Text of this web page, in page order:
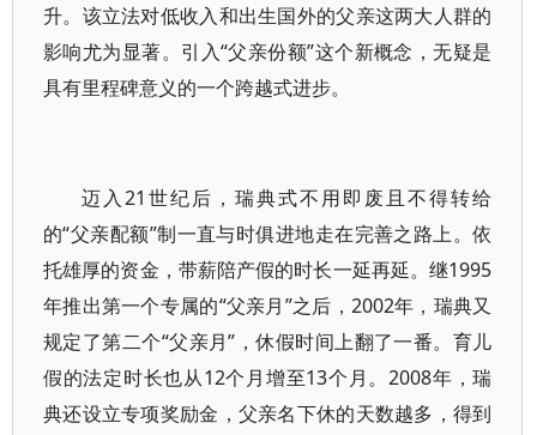
升。该立法对低收入和出生国外的父亲这两大人群的
影响尤为显著。引入“父亲份额”这个新概念，无疑是
具有里程碑意义的一个跨越式进步。
迈入21世纪后，瑞典式不用即废且不得转给
的“父亲配额”制一直与时俱进地走在完善之路上。依
托雄厚的资金，带薪陪产假的时长一延再延。继1995
年推出第一个专属的“父亲月”之后，2002年，瑞典又
规定了第二个“父亲月”，休假时间上翻了一番。育儿
假的法定时长也从12个月增至13个月。2008年，瑞
典还设立专项奖励金，父亲名下休的天数越多，得到